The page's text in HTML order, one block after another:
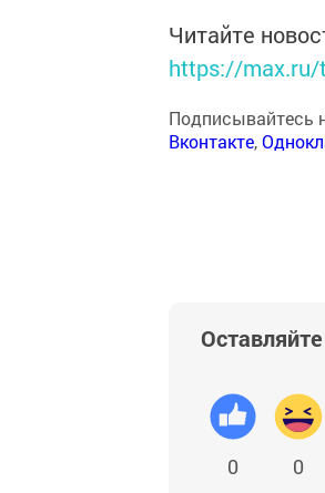
Читайте
https://max.ru/
Подписывайтесь
Вконтакте,
0 0